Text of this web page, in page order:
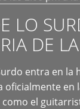
LO
DE
entra en la
oficialmente en
el